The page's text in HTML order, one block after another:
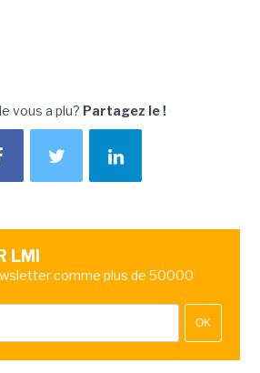
vous a plu? Partagez le !
LMI
comme plus de 50000
OK